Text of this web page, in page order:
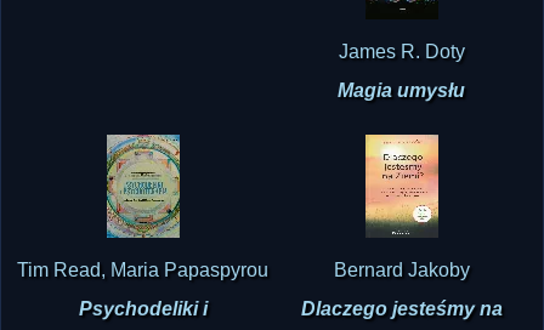
James R. Doty
Magia umysłu
Tim Read, Maria Papaspyrou
Psychodeliki i
Bernard Jakoby
Dlaczego jesteśmy na